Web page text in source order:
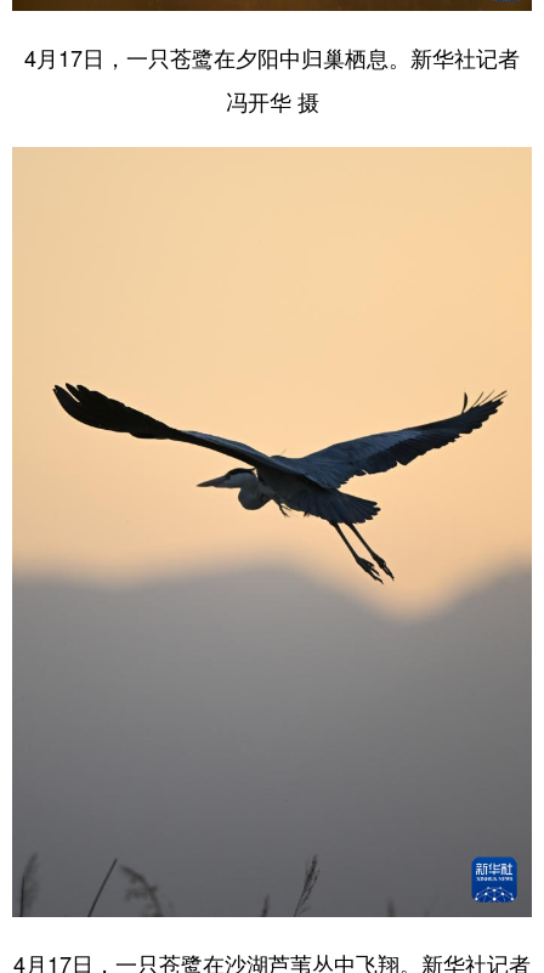
4月17日，一只苍鹭在夕阳中归巢栖息。新华社记者
冯开华 摄
4月17日，一只苍鹭在沙湖芦苇丛中飞翔。新华社记者